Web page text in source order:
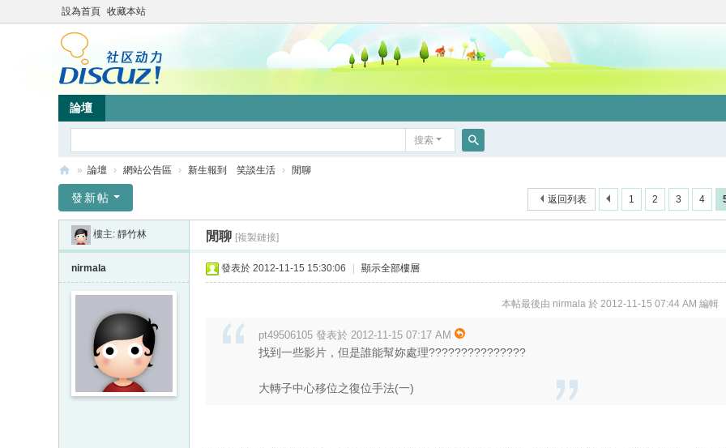
設為首頁 收藏本站
論壇
搜索
竹
» 論壇 › 網站公告區 › 新生報到 笑談生活 › 閒聊
1 2 3 4
返回列表
發新帖
樓主: 靜竹林 閒聊 [複製鏈接]
nirmala 發表於 2012-11-15 15:30:06 顯示全部樓層
本帖最後由 nirmala 於 2012-11-15 07:44 AM 編輯
pt49506105 發表於 2012-11-15 07:17 AM
找到一些影片，但是誰能幫妳處理???????????????
大轉子中心移位之復位手法(一)